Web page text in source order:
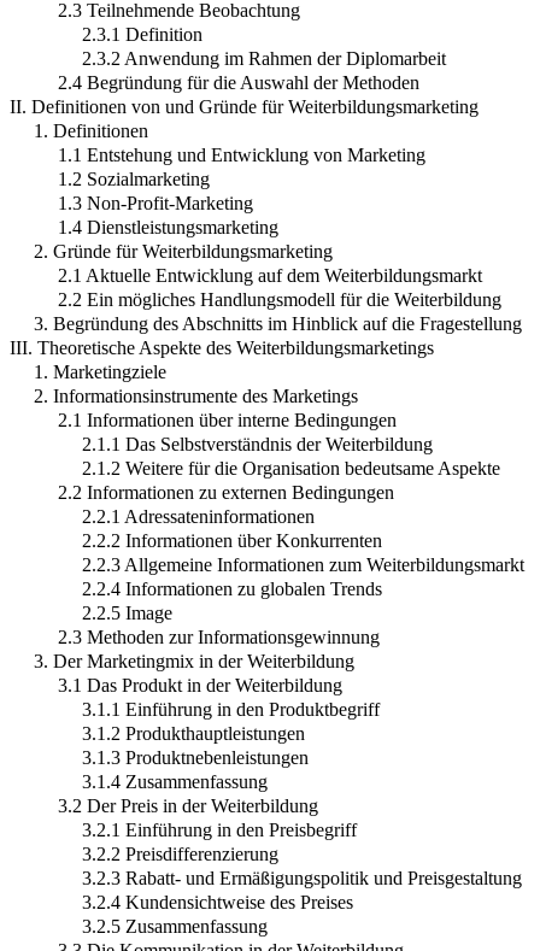
2.3 Teilnehmende Beobachtung
2.3.1 Definition
2.3.2 Anwendung im Rahmen der Diplomarbeit
2.4 Begründung für die Auswahl der Methoden
II. Definitionen von und Gründe für Weiterbildungsmarketing
1. Definitionen
1.1 Entstehung und Entwicklung von Marketing
1.2 Sozialmarketing
1.3 Non-Profit-Marketing
1.4 Dienstleistungsmarketing
2. Gründe für Weiterbildungsmarketing
2.1 Aktuelle Entwicklung auf dem Weiterbildungsmarkt
2.2 Ein mögliches Handlungsmodell für die Weiterbildung
3. Begründung des Abschnitts im Hinblick auf die Fragestellung
III. Theoretische Aspekte des Weiterbildungsmarketings
1. Marketingziele
2. Informationsinstrumente des Marketings
2.1 Informationen über interne Bedingungen
2.1.1 Das Selbstverständnis der Weiterbildung
2.1.2 Weitere für die Organisation bedeutsame Aspekte
2.2 Informationen zu externen Bedingungen
2.2.1 Adressateninformationen
2.2.2 Informationen über Konkurrenten
2.2.3 Allgemeine Informationen zum Weiterbildungsmarkt
2.2.4 Informationen zu globalen Trends
2.2.5 Image
2.3 Methoden zur Informationsgewinnung
3. Der Marketingmix in der Weiterbildung
3.1 Das Produkt in der Weiterbildung
3.1.1 Einführung in den Produktbegriff
3.1.2 Produkthauptleistungen
3.1.3 Produktnebenleistungen
3.1.4 Zusammenfassung
3.2 Der Preis in der Weiterbildung
3.2.1 Einführung in den Preisbegriff
3.2.2 Preisdifferenzierung
3.2.3 Rabatt- und Ermäßigungspolitik und Preisgestaltung
3.2.4 Kundensichtweise des Preises
3.2.5 Zusammenfassung